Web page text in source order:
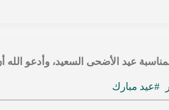
عيد الأضحى السعيد، وأدعو
#عيد مبارك